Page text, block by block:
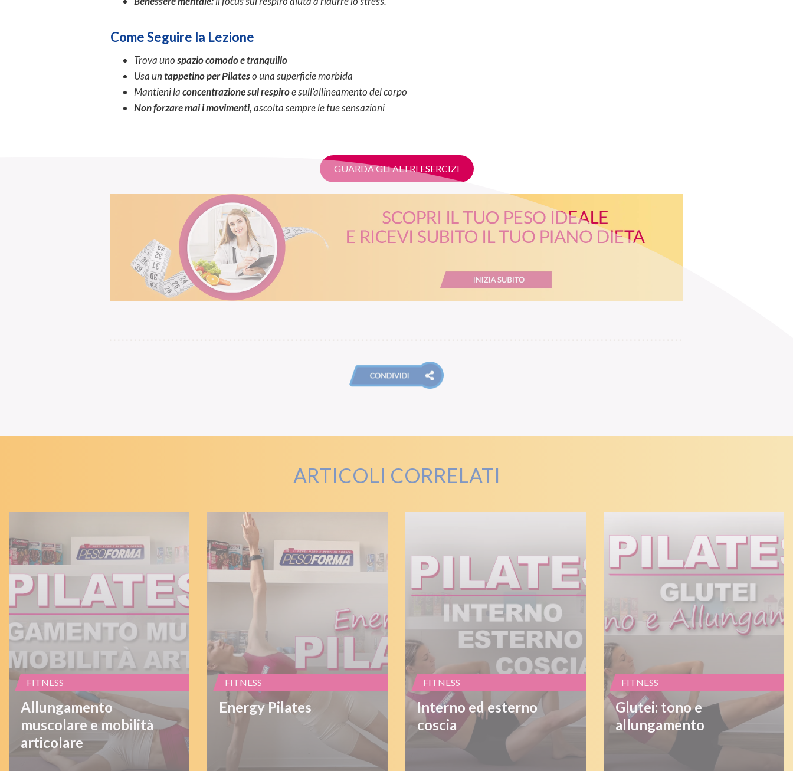
Come Seguire la Lezione
Trova unospazio comodo e tranquillo
Usa untappetino per Pilateso una superficie morbida
Mantieni laconcentrazione sul respiroe sull’allineamento del corpo
Non forzare mai i movimenti, ascolta sempre le tue sensazioni
GUARDA GLI ALTRI ESERCIZI
ARTICOLI CORRELATI
FITNESS
Allungamento
muscolare e mobilità
articolare
FITNESS
Energy Pilates
FITNESS
Interno ed esterno
coscia
FITNESS
Glutei: tono e
allungamento